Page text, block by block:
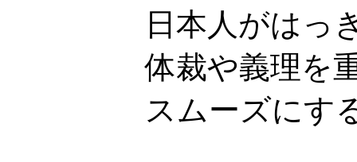
日本人がはっ
体裁や義理を
スムーズにす